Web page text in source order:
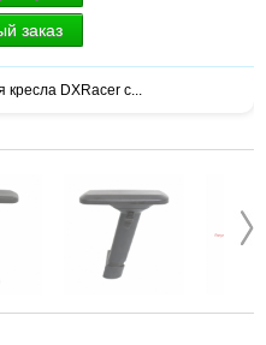
заказ
кресла DXRacer с...